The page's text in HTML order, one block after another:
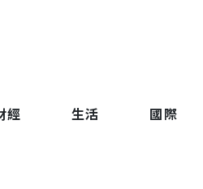
經 生活 國際